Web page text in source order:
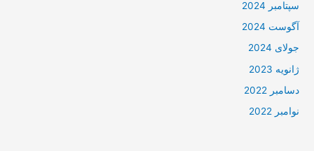
سپتامبر 2024
آگوست 2024
جولای 2024
ژانویه 2023
دسامبر 2022
نوامبر 2022